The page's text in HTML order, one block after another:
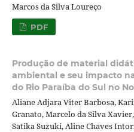
Marcos da Silva Loureço
PDF
Produção de material
ambiental e seu impacto
do Rio Paraíba do Sul no
Aliane Adjara Viter Barbosa,
Granato, Marcelo da Silva
Satika Suzuki, Aline Chaves